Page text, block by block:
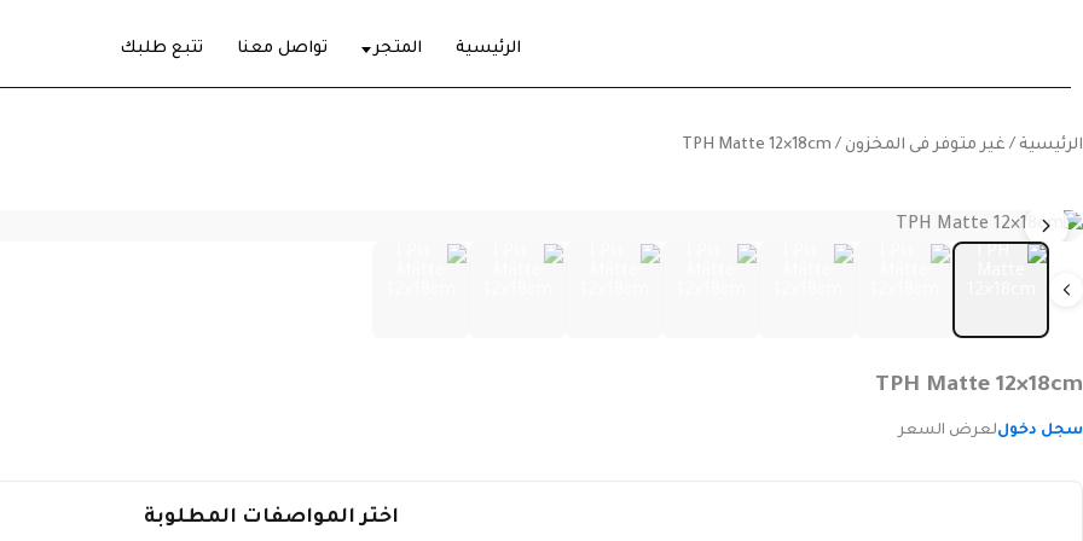
الرئيسية المتجر تواصل معنا تتبع طلبك
الرئيسية / غير متوفر فى المخزون / TPH Matte 12×18cm
TPH Matte 12×18cm
سجل دخوللعرض السعر
اختر المواصفات المطلوبة